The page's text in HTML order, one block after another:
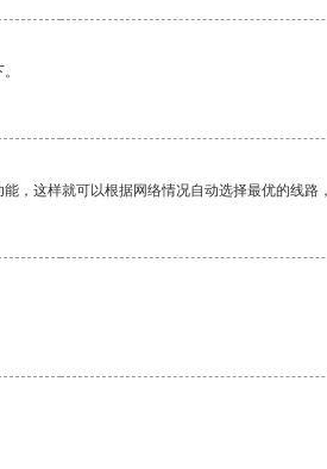
这样就可以根据网络情况自动选择最优的线路